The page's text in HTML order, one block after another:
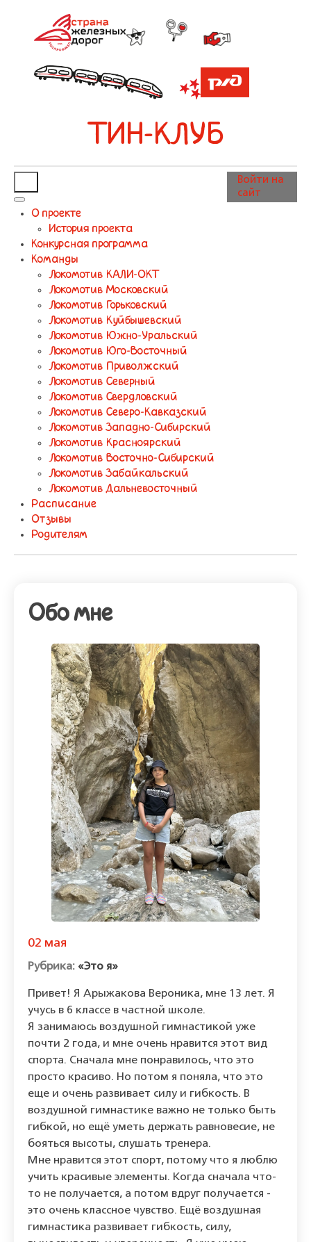
ТИН-КЛУБ
О проекте
История проекта
Конкурсная программа
Команды
Локомотив КАЛИ-ОКТ
Локомотив Московский
Локомотив Горьковский
Локомотив Куйбышевский
Локомотив Южно-Уральский
Локомотив Юго-Восточный
Локомотив Приволжский
Локомотив Северный
Локомотив Свердловский
Локомотив Северо-Кавказский
Локомотив Западно-Сибирский
Локомотив Красноярский
Локомотив Восточно-Сибирский
Локомотив Забайкальский
Локомотив Дальневосточный
Расписание
Отзывы
Родителям
Войти на
сайт
Обо мне
02 мая
«Это я»
Привет! Я Арыжакова Вероника, мне 13 лет. Я
учусь в 6 классе в частной школе.
Я занимаюсь воздушной гимнастикой уже
почти 2 года, и мне очень нравится этот вид
спорта. Сначала мне понравилось, что это
просто красиво. Но потом я поняла, что это
еще и очень развивает силу и гибкость. В
воздушной гимнастике важно не только быть
гибкой, но ещё уметь держать равновесие, не
бояться высоты, слушать тренера.
Мне нравится этот спорт, потому что я люблю
учить красивые элементы. Когда сначала что-
то не получается, а потом вдруг получается -
это очень классное чувство. Ещё воздушная
гимнастика развивает гибкость, силу,